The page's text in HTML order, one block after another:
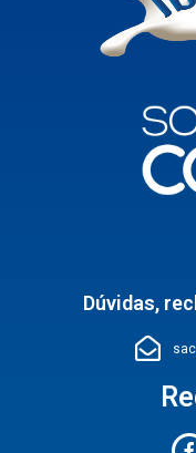
Dúvidas,